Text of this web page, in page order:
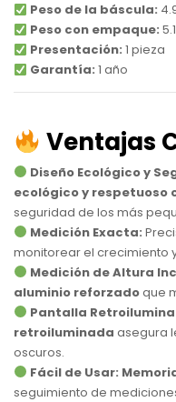
Peso de la báscula:
Peso con empaque:
Presentación: 1 pieza
Garantía: 1 año
Ventajas
Diseño Ecológico y
ecológico y respetuoso
seguridad de los más
Medición Exacta:
monitorear el crecimiento
Medición de Altura
aluminio reforzadoque
Pantalla
retroiluminada asegura
oscuros.
Fácil de Usar:
seguimiento de